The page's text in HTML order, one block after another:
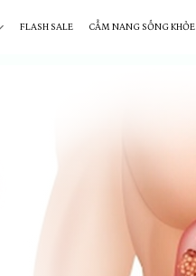
FLASH SALE CẨM NANG SỐNG KHỎE